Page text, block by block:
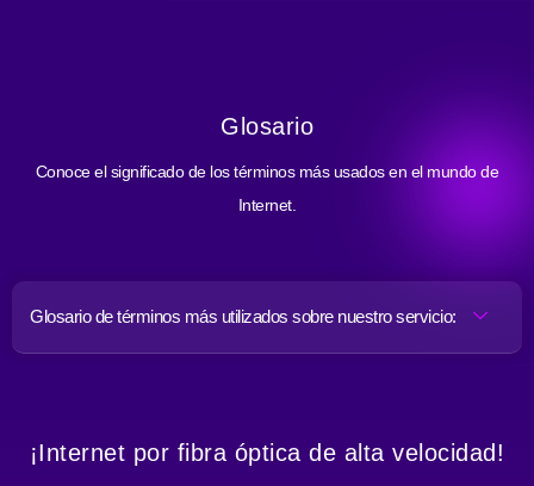
Glosario
Conoce el significado de los términos más usados en el mundo de
Internet.
Glosario de términos más utilizados sobre nuestro servicio:
¡Internet por fibra óptica de alta velocidad!